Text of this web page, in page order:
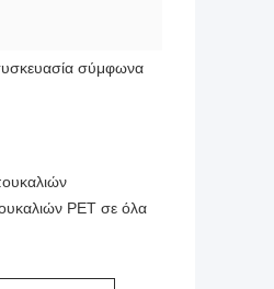
σύμφωνα
PET σε όλα